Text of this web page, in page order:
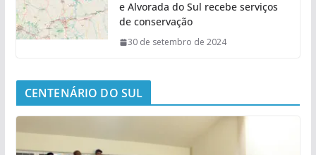
e Alvorada do Sul recebe serviços
de conservação
30 de setembro de 2024
CENTENÁRIO DO SUL